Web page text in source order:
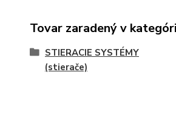
Tovar zaradený v
STIERACIE SYSTÉMY
(stierače)